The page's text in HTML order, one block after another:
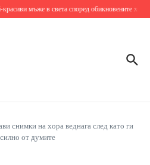
мъже в света според обикновените хора
снимки на хора веднага след като ги
от думите